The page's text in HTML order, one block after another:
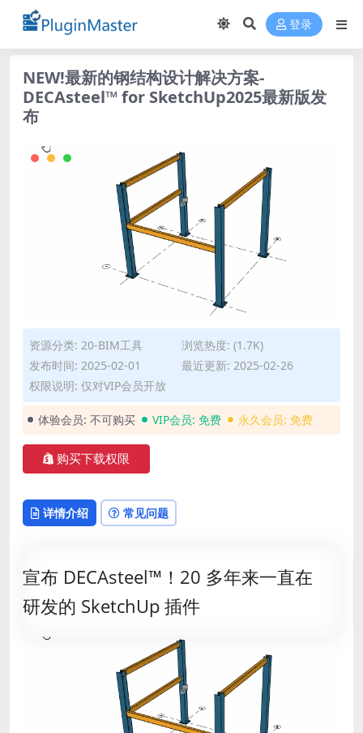
登录
NEW!最新的钢结构设计解决方案-
DECAsteel™ for SketchUp2025最新版发
布
资源分类: 20-BIM工具
浏览热度: (1.7K)
发布时间: 2025-02-01
最近更新: 2025-02-26
权限说明: 仅对VIP会员开放
体验会员: 不可购买 VIP会员: 免费 永久会员: 免费
购买下载权限
详情介绍 常见问题
万众期待的最专业的SketchUp钢结构设计工具在2025
年1月30日由开发者Mindsight Studios如期发布了！
宣布 DECAsteel™！20 多年来一直在
研发的 SketchUp 插件